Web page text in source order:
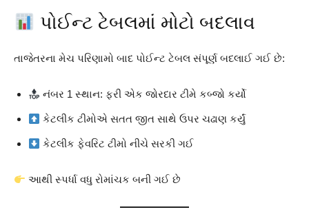
પોઈન્ટ ટેબલમાં મોટો બદલાવ
તાજેતરના મેચ પરિણામો બાદ પોઈન્ટ ટેબલ સંપૂર્ણ બદલાઈ ગઈ છે:
નંબર 1 સ્થાન: ફરી એક જોરદાર ટીમે કબ્જો કર્યો
કેટલીક ટીમોએ સતત જીત સાથે ઉપર ચઢાણ કર્યું
કેટલીક ફેવરિટ ટીમો નીચે સરકી ગઈ
આથી સ્પર્ધા વધુ રોમાંચક બની ગઈ છે